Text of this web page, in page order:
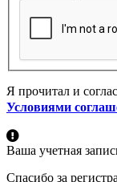
Я прочитал и
Условиями
Ваша учетная
Спасибо за